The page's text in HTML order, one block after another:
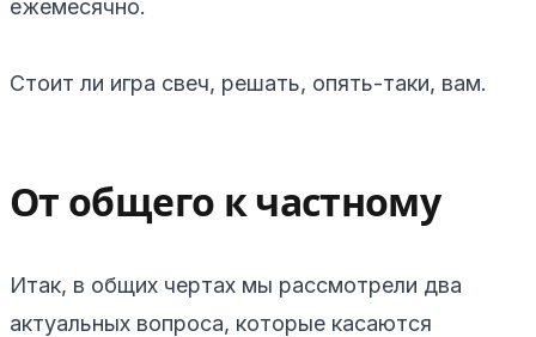
ежемесячно.
Стоит ли игра свеч, решать, опять-таки, вам.
От общего к частному
Итак, в общих чертах мы рассмотрели два
актуальных вопроса, которые касаются